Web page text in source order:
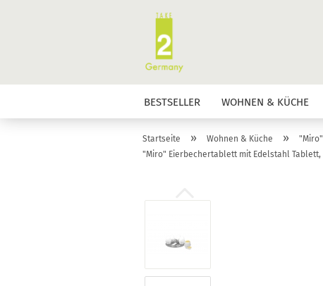
BESTSELLER WOHNEN & KÜCHE
Startseite » Wohnen & Küche »
"Miro" Eierbechertablett mit Edelstahl